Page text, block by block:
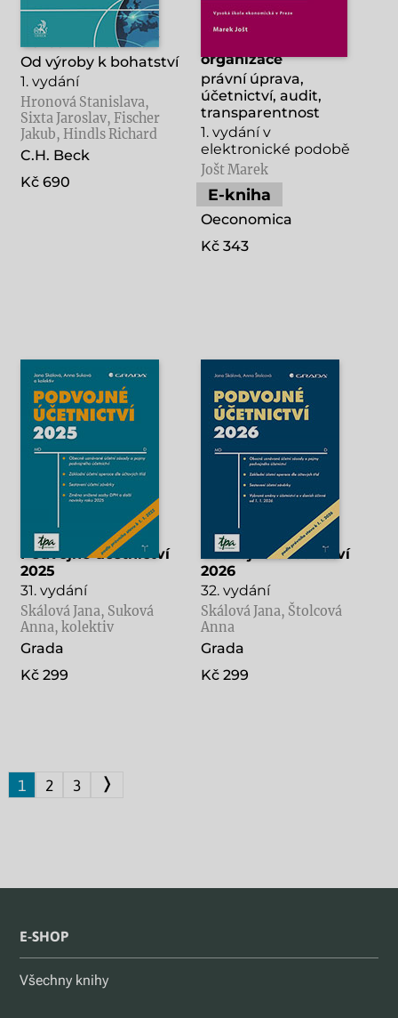
Národní účetnictví
Od výroby k bohatství
1. vydání
Hronová Stanislava,
Sixta Jaroslav, Fischer
Jakub, Hindls Richard
C.H. Beck
Kč 690
organizace
právní úprava,
účetnictví, audit,
transparentnost
1. vydání v
elektronické podobě
Jošt Marek
E-kniha
Oeconomica
Kč 343
Podvojné účetnictví
2025
31. vydání
Skálová Jana, Suková
Anna, kolektiv
Grada
Kč 299
Podvojné účetnictví
2026
32. vydání
Skálová Jana, Štolcová
Anna
Grada
Kč 299
1 2 3 ❭
E-SHOP
Všechny knihy